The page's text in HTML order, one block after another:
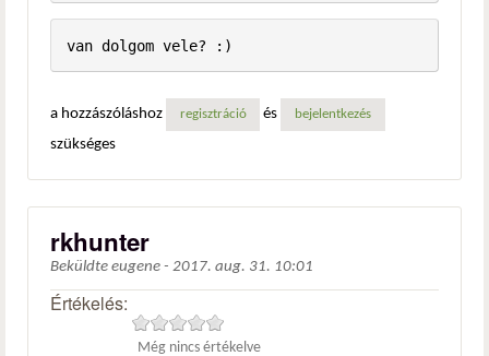
a hozzászóláshoz regisztráció és bejelentkezés
szükséges
rkhunter
Beküldte eugene - 2017. aug. 31. 10:01
Értékelés:
Még nincs értékelve